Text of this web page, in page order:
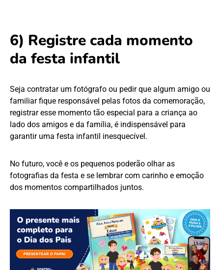
6) Registre cada momento
da festa infantil
Seja contratar um fotógrafo ou pedir que algum amigo ou
familiar fique responsável pelas fotos da comemoração,
registrar esse momento tão especial para a criança ao
lado dos amigos e da família, é indispensável para
garantir uma festa infantil inesquecível.
No futuro, você e os pequenos poderão olhar as
fotografias da festa e se lembrar com carinho e emoção
dos momentos compartilhados juntos.